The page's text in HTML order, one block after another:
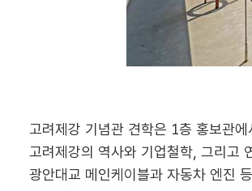
고려제강 기념관 견학은 1층 홍보관
고려제강의 역사와 기업철학, 그리고
광안대교 메인케이블과 자동차 엔진